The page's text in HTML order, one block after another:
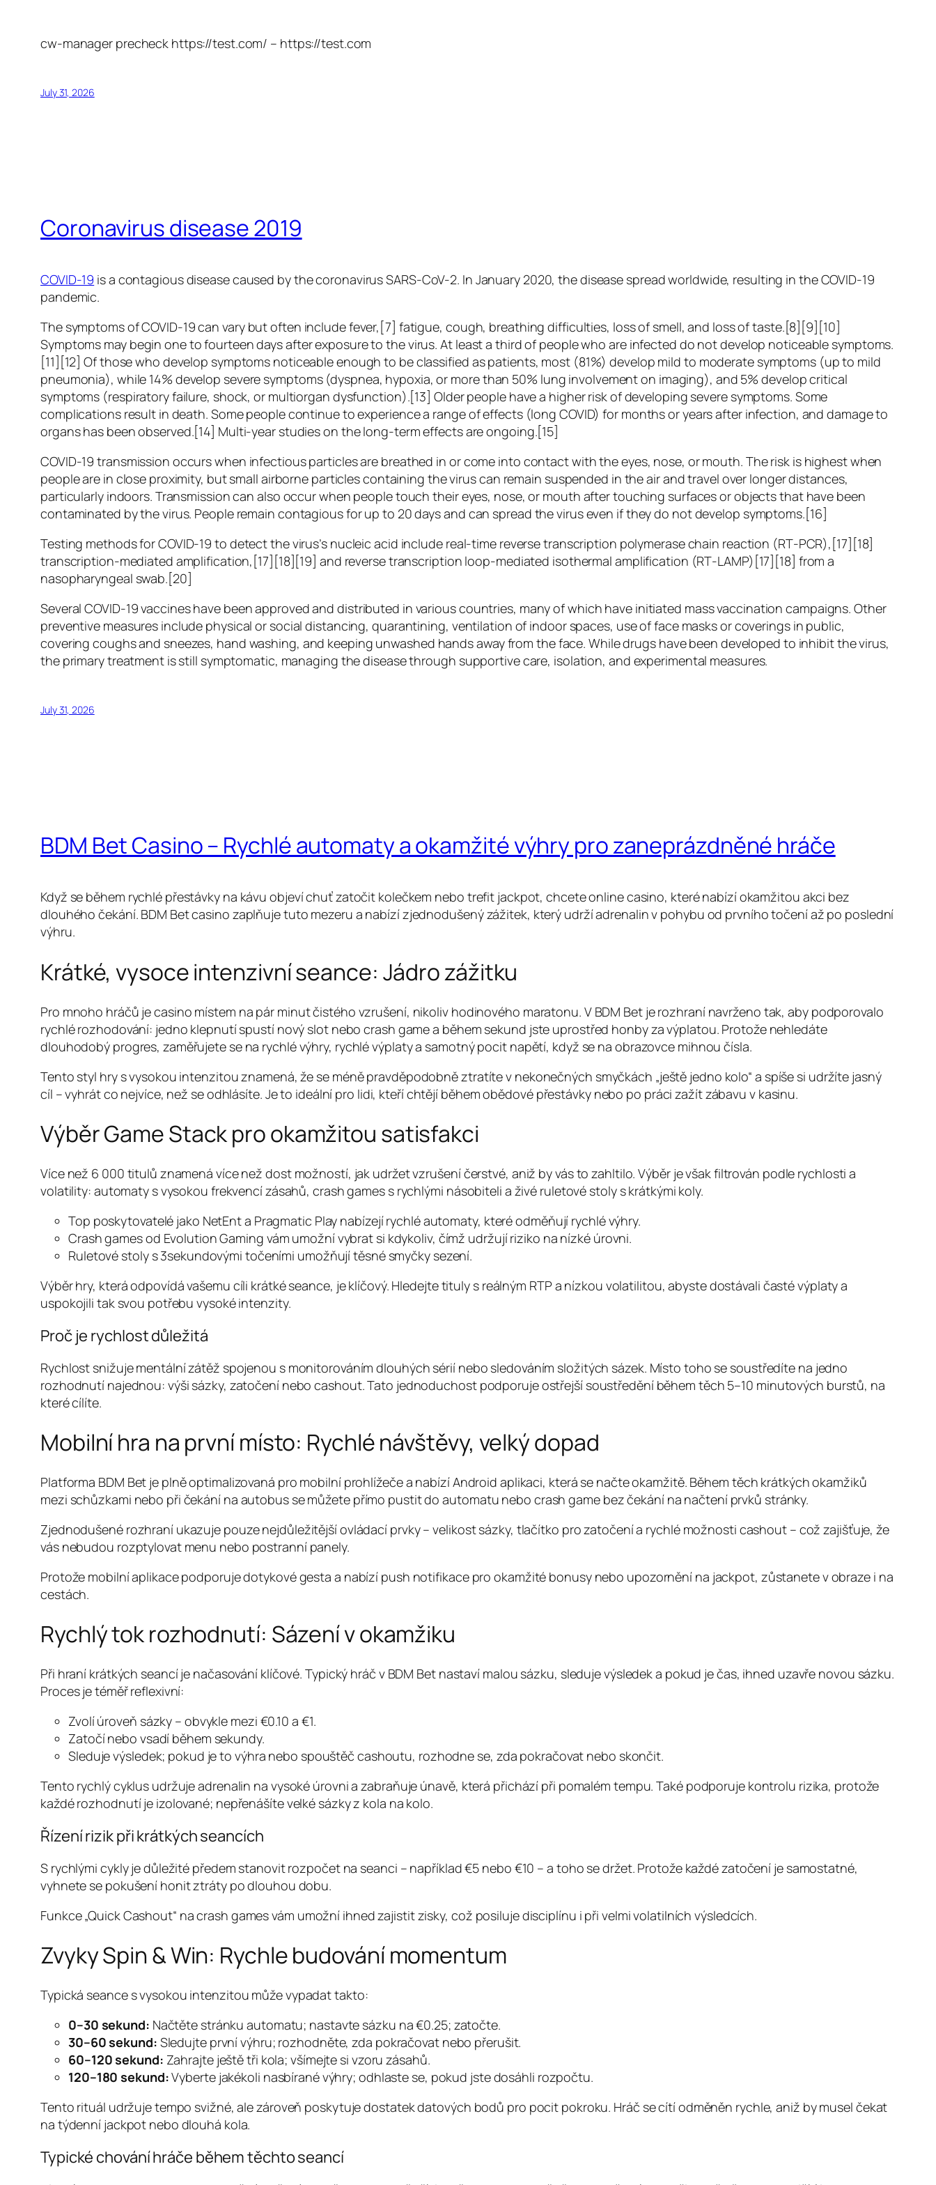
cw-manager precheck https://test.com/ – https://test.com
July 31, 2026
Coronavirus disease 2019
COVID-19 is a contagious disease caused by the coronavirus SARS-CoV-2. In January 2020, the disease spread worldwide, resulting in the COVID-19
pandemic.
The symptoms of COVID‑19 can vary but often include fever,[7] fatigue, cough, breathing difficulties, loss of smell, and loss of taste.[8][9][10]
Symptoms may begin one to fourteen days after exposure to the virus. At least a third of people who are infected do not develop noticeable symptoms.
[11][12] Of those who develop symptoms noticeable enough to be classified as patients, most (81%) develop mild to moderate symptoms (up to mild
pneumonia), while 14% develop severe symptoms (dyspnea, hypoxia, or more than 50% lung involvement on imaging), and 5% develop critical
symptoms (respiratory failure, shock, or multiorgan dysfunction).[13] Older people have a higher risk of developing severe symptoms. Some
complications result in death. Some people continue to experience a range of effects (long COVID) for months or years after infection, and damage to
organs has been observed.[14] Multi-year studies on the long-term effects are ongoing.[15]
COVID‑19 transmission occurs when infectious particles are breathed in or come into contact with the eyes, nose, or mouth. The risk is highest when
people are in close proximity, but small airborne particles containing the virus can remain suspended in the air and travel over longer distances,
particularly indoors. Transmission can also occur when people touch their eyes, nose, or mouth after touching surfaces or objects that have been
contaminated by the virus. People remain contagious for up to 20 days and can spread the virus even if they do not develop symptoms.[16]
Testing methods for COVID-19 to detect the virus’s nucleic acid include real-time reverse transcription polymerase chain reaction (RT‑PCR),[17][18]
transcription-mediated amplification,[17][18][19] and reverse transcription loop-mediated isothermal amplification (RT‑LAMP)[17][18] from a
nasopharyngeal swab.[20]
Several COVID-19 vaccines have been approved and distributed in various countries, many of which have initiated mass vaccination campaigns. Other
preventive measures include physical or social distancing, quarantining, ventilation of indoor spaces, use of face masks or coverings in public,
covering coughs and sneezes, hand washing, and keeping unwashed hands away from the face. While drugs have been developed to inhibit the virus,
the primary treatment is still symptomatic, managing the disease through supportive care, isolation, and experimental measures.
July 31, 2026
BDM Bet Casino – Rychlé automaty a okamžité výhry pro zaneprázdněné hráče
Když se během rychlé přestávky na kávu objeví chuť zatočit kolečkem nebo trefit jackpot, chcete online casino, které nabízí okamžitou akci bez
dlouhého čekání. BDM Bet casino zaplňuje tuto mezeru a nabízí zjednodušený zážitek, který udrží adrenalin v pohybu od prvního točení až po poslední
výhru.
Krátké, vysoce intenzivní seance: Jádro zážitku
Pro mnoho hráčů je casino místem na pár minut čistého vzrušení, nikoliv hodinového maratonu. V BDM Bet je rozhraní navrženo tak, aby podporovalo
rychlé rozhodování: jedno klepnutí spustí nový slot nebo crash game a během sekund jste uprostřed honby za výplatou. Protože nehledáte
dlouhodobý progres, zaměřujete se na rychlé výhry, rychlé výplaty a samotný pocit napětí, když se na obrazovce mihnou čísla.
Tento styl hry s vysokou intenzitou znamená, že se méně pravděpodobně ztratíte v nekonečných smyčkách „ještě jedno kolo“ a spíše si udržíte jasný
cíl – vyhrát co nejvíce, než se odhlásíte. Je to ideální pro lidi, kteří chtějí během obědové přestávky nebo po práci zažít zábavu v kasinu.
Výběr Game Stack pro okamžitou satisfakci
Více než 6 000 titulů znamená více než dost možností, jak udržet vzrušení čerstvé, aniž by vás to zahltilo. Výběr je však filtrován podle rychlosti a
volatility: automaty s vysokou frekvencí zásahů, crash games s rychlými násobiteli a živé ruletové stoly s krátkými koly.
Top poskytovatelé jako NetEnt a Pragmatic Play nabízejí rychlé automaty, které odměňují rychlé výhry.
Crash games od Evolution Gaming vám umožní vybrat si kdykoliv, čímž udržují riziko na nízké úrovni.
Ruletové stoly s 3sekundovými točeními umožňují těsné smyčky sezení.
Výběr hry, která odpovídá vašemu cíli krátké seance, je klíčový. Hledejte tituly s reálným RTP a nízkou volatilitou, abyste dostávali časté výplaty a
uspokojili tak svou potřebu vysoké intenzity.
Proč je rychlost důležitá
Rychlost snižuje mentální zátěž spojenou s monitorováním dlouhých sérií nebo sledováním složitých sázek. Místo toho se soustředíte na jedno
rozhodnutí najednou: výši sázky, zatočení nebo cashout. Tato jednoduchost podporuje ostřejší soustředění během těch 5–10 minutových burstů, na
které cílíte.
Mobilní hra na první místo: Rychlé návštěvy, velký dopad
Platforma BDM Bet je plně optimalizovaná pro mobilní prohlížeče a nabízí Android aplikaci, která se načte okamžitě. Během těch krátkých okamžiků
mezi schůzkami nebo při čekání na autobus se můžete přímo pustit do automatu nebo crash game bez čekání na načtení prvků stránky.
Zjednodušené rozhraní ukazuje pouze nejdůležitější ovládací prvky – velikost sázky, tlačítko pro zatočení a rychlé možnosti cashout – což zajišťuje, že
vás nebudou rozptylovat menu nebo postranní panely.
Protože mobilní aplikace podporuje dotykové gesta a nabízí push notifikace pro okamžité bonusy nebo upozornění na jackpot, zůstanete v obraze i na
cestách.
Rychlý tok rozhodnutí: Sázení v okamžiku
Při hraní krátkých seancí je načasování klíčové. Typický hráč v BDM Bet nastaví malou sázku, sleduje výsledek a pokud je čas, ihned uzavře novou sázku.
Proces je téměř reflexivní:
Zvolí úroveň sázky – obvykle mezi €0.10 a €1.
Zatočí nebo vsadí během sekundy.
Sleduje výsledek; pokud je to výhra nebo spouštěč cashoutu, rozhodne se, zda pokračovat nebo skončit.
Tento rychlý cyklus udržuje adrenalin na vysoké úrovni a zabraňuje únavě, která přichází při pomalém tempu. Také podporuje kontrolu rizika, protože
každé rozhodnutí je izolované; nepřenášíte velké sázky z kola na kolo.
Řízení rizik při krátkých seancích
S rychlými cykly je důležité předem stanovit rozpočet na seanci – například €5 nebo €10 – a toho se držet. Protože každé zatočení je samostatné,
vyhnete se pokušení honit ztráty po dlouhou dobu.
Funkce „Quick Cashout“ na crash games vám umožní ihned zajistit zisky, což posiluje disciplínu i při velmi volatilních výsledcích.
Zvyky Spin & Win: Rychle budování momentum
Typická seance s vysokou intenzitou může vypadat takto:
0–30 sekund: Načtěte stránku automatu; nastavte sázku na €0.25; zatočte.
30–60 sekund: Sledujte první výhru; rozhodněte, zda pokračovat nebo přerušit.
60–120 sekund: Zahrajte ještě tři kola; všímejte si vzoru zásahů.
120–180 sekund:Vyberte jakékoli nasbírané výhry; odhlaste se, pokud jste dosáhli rozpočtu.
Tento rituál udržuje tempo svižné, ale zároveň poskytuje dostatek datových bodů pro pocit pokroku. Hráč se cítí odměněn rychle, aniž by musel čekat
na týdenní jackpot nebo dlouhá kola.
Typické chování hráče během těchto seancí